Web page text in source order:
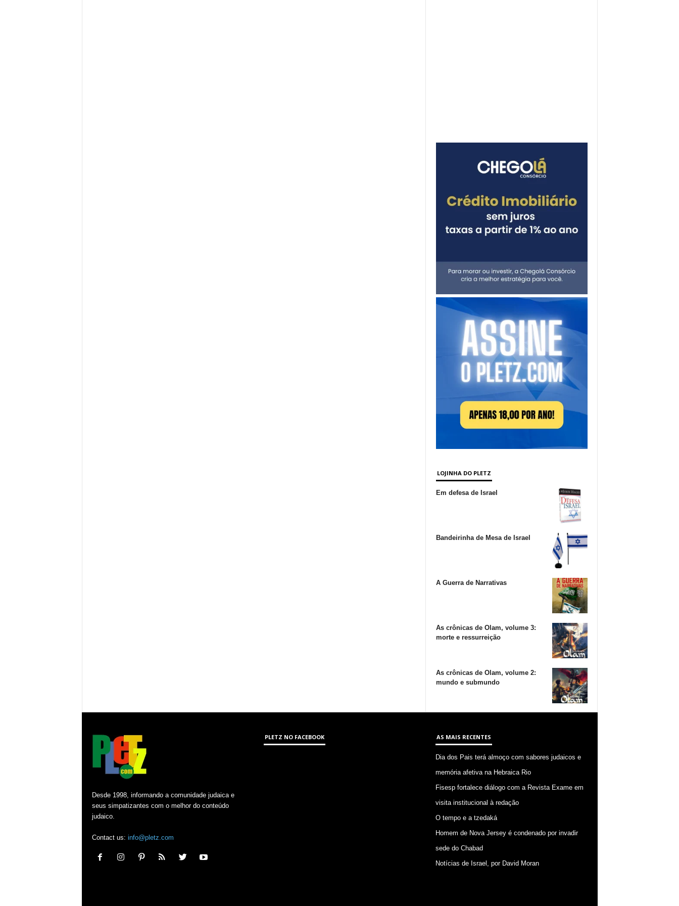
LOJINHA DO PLETZ
Em defesa de Israel
Bandeirinha de Mesa de Israel
A Guerra de Narrativas
As crônicas de Olam, volume 3:
morte e ressurreição
As crônicas de Olam, volume 2:
mundo e submundo
Desde 1998, informando a comunidade judaica e
seus simpatizantes com o melhor do conteúdo
judaico.
Contact us: info@pletz.com
PLETZ NO FACEBOOK AS MAIS RECENTES
Dia dos Pais terá almoço com sabores judaicos e
memória afetiva na Hebraica Rio
Fisesp fortalece diálogo com a Revista Exame em
visita institucional à redação
O tempo e a tzedaká
Homem de Nova Jersey é condenado por invadir
sede do Chabad
Notícias de Israel, por David Moran